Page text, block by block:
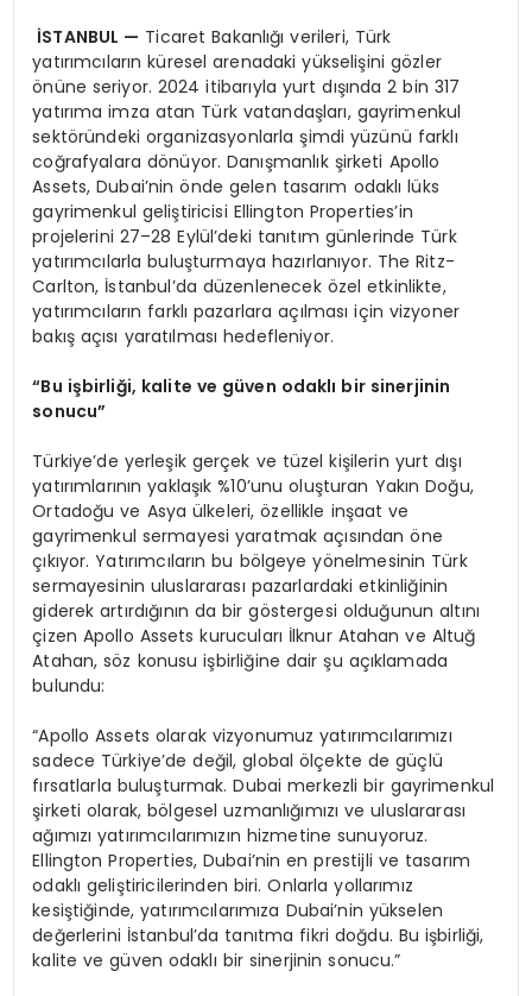
İSTANBUL — Ticaret Bakanlığı verileri, Türk
yatırımcıların küresel arenadaki yükselişini gözler
önüne seriyor. 2024 itibarıyla yurt dışında 2 bin 317
yatırıma imza atan Türk vatandaşları, gayrimenkul
sektöründeki organizasyonlarla şimdi yüzünü farklı
coğrafyalara dönüyor. Danışmanlık şirketi Apollo
Assets, Dubai’nin önde gelen tasarım odaklı lüks
gayrimenkul geliştiricisi Ellington Properties’in
projelerini 27–28 Eylül’deki tanıtım günlerinde Türk
yatırımcılarla buluşturmaya hazırlanıyor. The Ritz-
Carlton, İstanbul’da düzenlenecek özel etkinlikte,
yatırımcıların farklı pazarlara açılması için vizyoner
bakış açısı yaratılması hedefleniyor.
“Bu işbirliği, kalite ve güven odaklı bir sinerjinin
sonucu”
Türkiye’de yerleşik gerçek ve tüzel kişilerin yurt dışı
yatırımlarının yaklaşık %10’unu oluşturan Yakın Doğu,
Ortadoğu ve Asya ülkeleri, özellikle inşaat ve
gayrimenkul sermayesi yaratmak açısından öne
çıkıyor. Yatırımcıların bu bölgeye yönelmesinin Türk
sermayesinin uluslararası pazarlardaki etkinliğinin
giderek artırdığının da bir göstergesi olduğunun altını
çizen Apollo Assets kurucuları İlknur Atahan ve Altuğ
Atahan, söz konusu işbirliğine dair şu açıklamada
bulundu:
“Apollo Assets olarak vizyonumuz yatırımcılarımızı
sadece Türkiye’de değil, global ölçekte de güçlü
fırsatlarla buluşturmak. Dubai merkezli bir gayrimenkul
şirketi olarak, bölgesel uzmanlığımızı ve uluslararası
ağımızı yatırımcılarımızın hizmetine sunuyoruz.
Ellington Properties, Dubai’nin en prestijli ve tasarım
odaklı geliştiricilerinden biri. Onlarla yollarımız
kesiştiğinde, yatırımcılarımıza Dubai’nin yükselen
değerlerini İstanbul’da tanıtma fikri doğdu. Bu işbirliği,
kalite ve güven odaklı bir sinerjinin sonucu.”